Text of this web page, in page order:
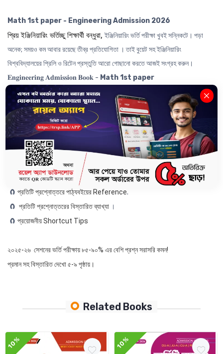
Math 1st paper - Engineering Admission 2026
প্রিয় ইঞ্জিনিয়ারিং ভর্তিচ্ছু শিক্ষার্থী বন্ধুরা, ইঞ্জিনিয়ারিং ভর্তি পরীক্ষা খুবই সন্নিকটে। পড়া
অনেক; সময়ও কম আবার রয়েছে তীব্র প্রতিযোগিতা । তাই বুয়েট সহ ইঞ্জিনিয়ারিং
বিশ্ববিদ্যালয়ের প্রিলি ও রিটেন প্রস্তুতি আরো গোছানো করতে আজই সংগ্রহ করুন।
𝐄𝐧𝐠𝐢𝐧𝐞𝐞𝐫𝐢𝐧𝐠 𝐀𝐝𝐦𝐢𝐬𝐬𝐢𝐨𝐧 𝐁𝐨𝐨𝐤 - Math 1st paper
বইটিতে রয়েছেঃ
------------------------
🧲
বুয়েট, চুয়েট, কুয়েট, রুয়েট এর বিগত ২১ বছরের প্রশ্নোত্তর ও এনালাইসিস।
🧲ভর্তি পরীক্ষার জন্য Most Important Conceptual প্রশ্নোত্তর।
🧲প্রয়োজনীয় Concept গুলোর সহজ সরল উপস্থাপনা।
অধ্যায়ভিত্তিক ইঞ্জিনিয়ারিং স্ট্যান্ডার্ড মডেল টেস্ট
স্বল্প সময়ে প্রস্তুতির প্রয়োজনীয় দিক নির্দেশনা.
🧲 প্রতিটি প্রশ্নোত্তরে পাঠ্যবইয়ের Reference.
🧲 প্রতিটি প্রশ্নোত্তরের বিস্তারিত ব্যাখ্যা ।
🧲 প্রয়োজনীয় Shortcut Tips
২০২৫-২৬ সেশনের ভর্তি পরীক্ষায় ৮৫-৯০% এর বেশি প্রশ্ন সরাসরি কমন!
প্রমান সহ বিস্তারিত দেখো ৫-৯ পৃষ্ঠায়।
Related Books
10% 10%